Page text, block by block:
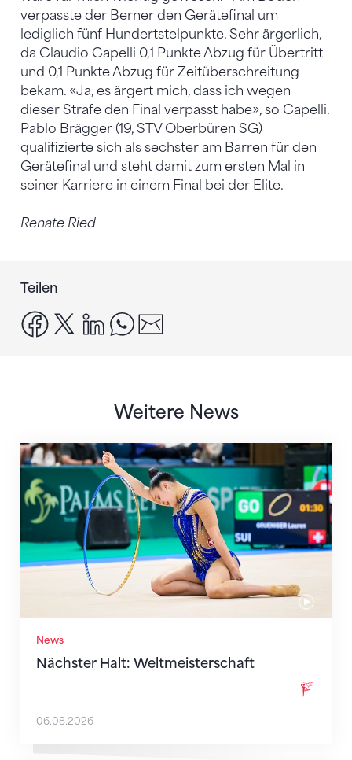
verpasste der Berner den Gerätefinal um
lediglich fünf Hundertstelpunkte. Sehr ärgerlich,
da Claudio Capelli 0,1 Punkte Abzug für Übertritt
und 0,1 Punkte Abzug für Zeitüberschreitung
bekam. «Ja, es ärgert mich, dass ich wegen
dieser Strafe den Final verpasst habe», so Capelli.
Pablo Brägger (19, STV Oberbüren SG)
qualifizierte sich als sechster am Barren für den
Gerätefinal und steht damit zum ersten Mal in
seiner Karriere in einem Final bei der Elite.
Renate Ried
Teilen
facebook
x linkedinwhatsapp
Weitere News
News
Nächster Halt: Weltmeisterschaft
Nächster Halt: Weltmeisterschaft
06.08.2026